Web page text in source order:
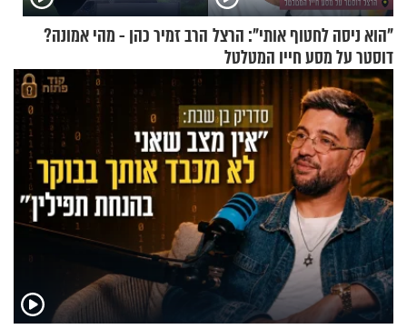
"הוא ניסה לחטוף אותי": הרצל
דוסטר על מסע חייו המטלטל
הרב זמיר כהן - מהי אמונה?